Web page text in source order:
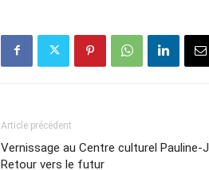
Article précédent
Vernissage au Centre culturel Pauline-
Retour vers le futur